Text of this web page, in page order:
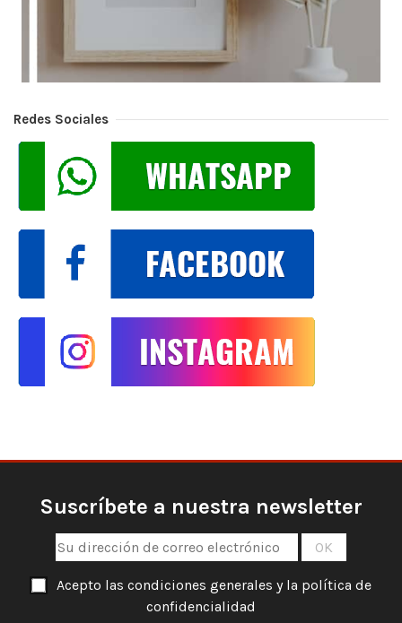
Redes Sociales
Suscríbete a nuestra newsletter
Acepto las condiciones generales y la política de
confidencialidad